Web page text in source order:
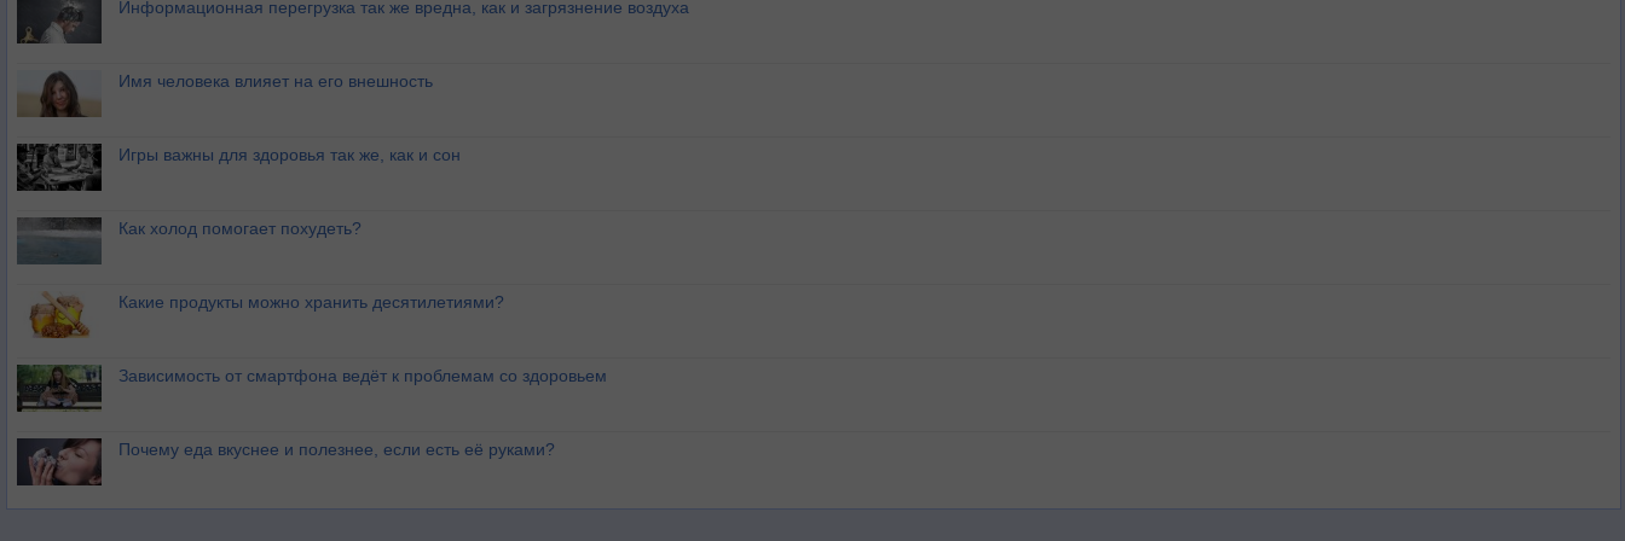
Информационная перегрузка так же вредна, как и загрязнение воздуха
Имя человека влияет на его внешность
Игры важны для здоровья так же, как и сон
Как холод помогает похудеть?
Какие продукты можно хранить десятилетиями?
Зависимость от смартфона ведёт к проблемам со здоровьем
Почему еда вкуснее и полезнее, если есть её руками?